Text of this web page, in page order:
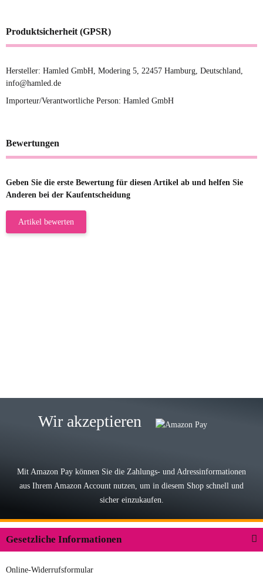
Produktsicherheit (GPSR)
Hersteller: Hamled GmbH, Modering 5, 22457 Hamburg, Deutschland,
info@hamled.de
Importeur/Verantwortliche Person: Hamled GmbH
Bewertungen
Geben Sie die erste Bewertung für diesen Artikel ab und helfen Sie
Anderen bei der Kaufentscheidung
Artikel bewerten
Lieferung, man kann bedenkenlos
Der Koffer macht einen sehr soliden
Wir akzeptieren
Mit Amazon Pay können Sie die Zahlungs- und Adressinformationen
aus Ihrem Amazon Account nutzen, um in diesem Shop schnell und
sicher einzukaufen.
Gesetzliche Informationen
Online-Widerrufsformular